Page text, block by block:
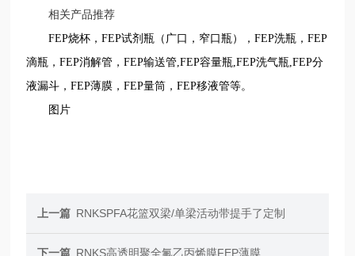
相关产品推荐
FEP烧杯，FEP试剂瓶（广口，窄口瓶），FEP洗瓶，FEP
滴瓶，FEP消解管，FEP输送管,FEP容量瓶,FEP洗气瓶,FEP分
液漏斗，FEP薄膜，FEP量筒，FEP移液管等。
图片
上一篇 RNKSPFA花篮双梁/单梁活动带提手了定制
下一篇 RNKS高透明聚全氟乙丙烯膜FEP薄膜